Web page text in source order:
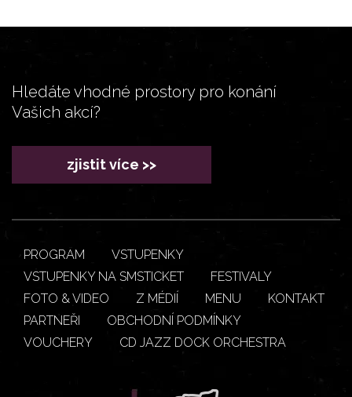
Hledáte vhodné prostory pro konání
Vašich akcí?
zjistit více >>
PROGRAM
VSTUPENKY
VSTUPENKY NA SMSTICKET
FESTIVALY
FOTO & VIDEO
Z MÉDIÍ MENU
KONTAKT
PARTNEŘI
OBCHODNÍ PODMÍNKY
VOUCHERY
CD JAZZ DOCK ORCHESTRA